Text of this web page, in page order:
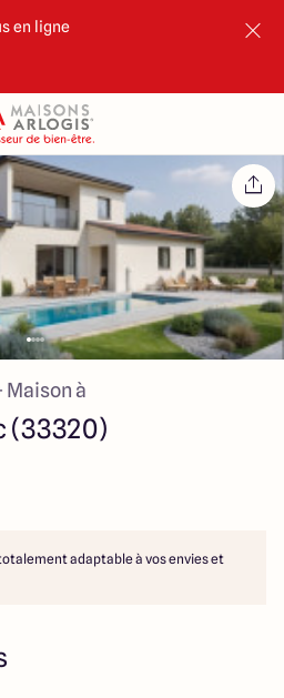
en ligne
Sud
Maison à
(33320)
adaptable à vos envies et